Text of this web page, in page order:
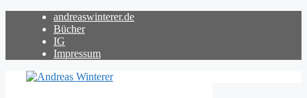
andreaswinterer.de
Bücher
IG
Impressum